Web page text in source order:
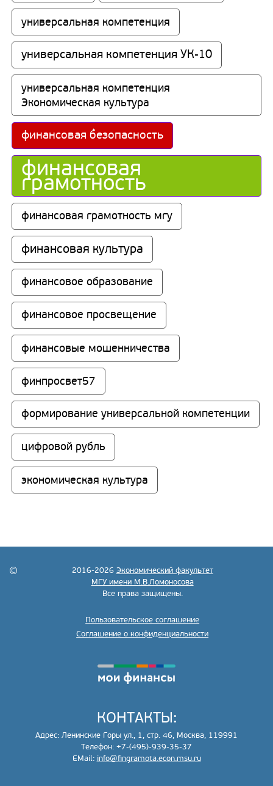
универсальная компетенция
универсальная компетенция УК-10
универсальная компетенция
Экономическая культура
финансовая безопасность
финансовая
грамотность
финансовая грамотность мгу
финансовая культура
финансовое образование
финансовое просвещение
финансовые мошенничества
финпросвет57
формирование универсальной компетенции
цифровой рубль
экономическая культура
2016-2026 Экономический факультет
МГУ имени М.В.Ломоносова
Все права защищены.
Пользовательское соглашение
Соглашение о конфиденциальности
КОНТАКТЫ:
Адрес: Ленинские Горы ул., 1, стр. 46, Москва, 119991
Телефон: +7-(495)-939-35-37
EMail: info@fingramota.econ.msu.ru